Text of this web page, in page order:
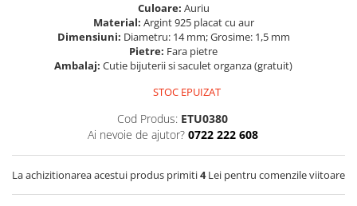
Culoare: Auriu
Material: Argint 925 placat cu aur
Dimensiuni: Diametru: 14 mm; Grosime: 1,5 mm
Pietre: Fara pietre
Ambalaj: Cutie bijuterii si saculet organza (gratuit)
STOC EPUIZAT
Cod Produs: ETU0380
Ai nevoie de ajutor? 0722 222 608
La achizitionarea acestui produs primiti4Lei pentru comenzile viitoare